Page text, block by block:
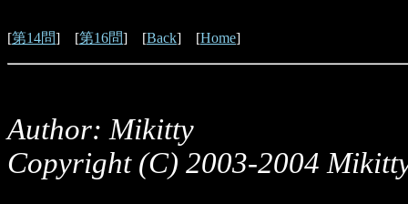
[第14問] [第16問] [Back] [Home]
Author: Mikitty
Copyright (C) 2003-2004